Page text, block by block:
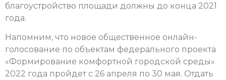
благоустройство площади должны до конца 2021
года.
Напомним, что новое общественное онлайн-
голосование по объектам федерального проекта
«Формирование комфортной городской среды»
2022 года пройдет с 26 апреля по 30 мая. Отдать